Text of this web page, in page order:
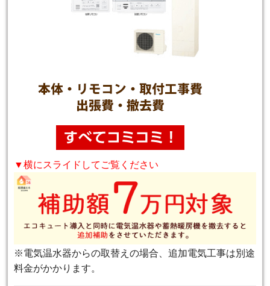
▼横にスライドしてご覧ください
※電気温水器からの取替えの場合、追加電気工事は別途
料金がかかります。